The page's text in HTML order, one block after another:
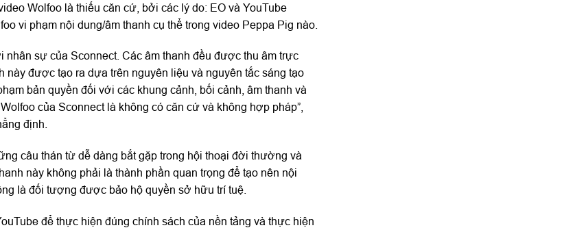
Wolfoo là thiếu căn cứ, bởi các lý do: EO và YouTube
vi phạm nội dung/âm thanh cụ thể trong video Peppa Pig nào.
sự của Sconnect. Các âm thanh đều được thu âm trực
được tạo ra dựa trên nguyên liệu và nguyên tắc sáng tạo
bản quyền đối với các khung cảnh, bối cảnh, âm thanh và
của Sconnect là không có căn cứ và không hợp pháp”,
định.
câu thán từ dễ dàng bắt gặp trong hội thoại đời thường và
này không phải là thành phần quan trọng để tạo nên nội
là đối tượng được bảo hộ quyền sở hữu trí tuệ.
để thực hiện đúng chính sách của nền tảng và thực hiện